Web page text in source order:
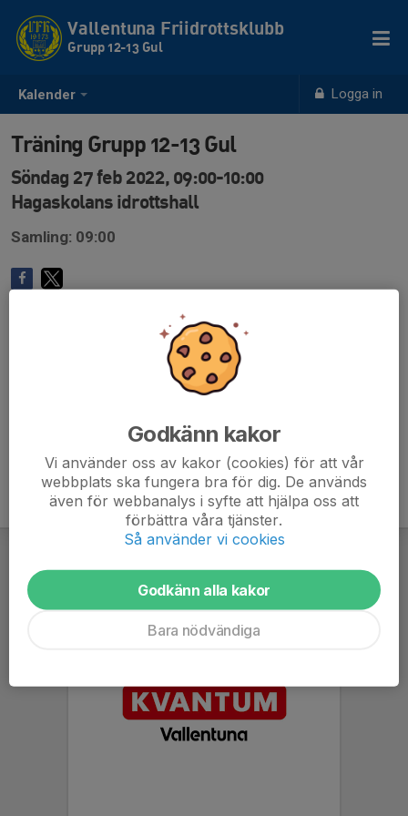
Kalender Logga in
Vallentuna Friidrottsklubb
Grupp 12-13 Gul
Träning Grupp 12-13 Gul
Söndag 27 feb 2022, 09:00-10:00
Hagaskolans idrottshall
Samling: 09:00
Godkänn kakor
Vi använder oss av kakor (cookies) för att vår
webbplats ska fungera bra för dig. De används
även för webbanalys i syfte att hjälpa oss att
förbättra våra tjänster.
Så använder vi cookies
Godkänn alla kakor
Bara nödvändiga